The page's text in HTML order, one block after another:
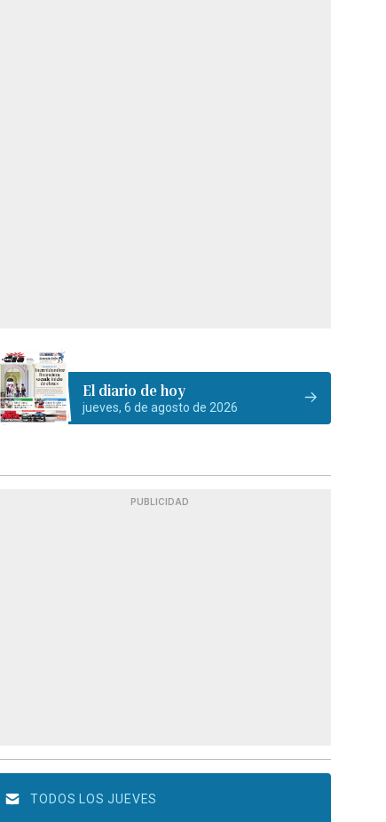
El diario de hoy
jueves, 6 de agosto de 2026
PUBLICIDAD
TODOS LOS JUEVES